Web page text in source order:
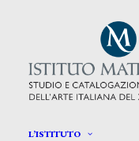
L’ISTITUTO